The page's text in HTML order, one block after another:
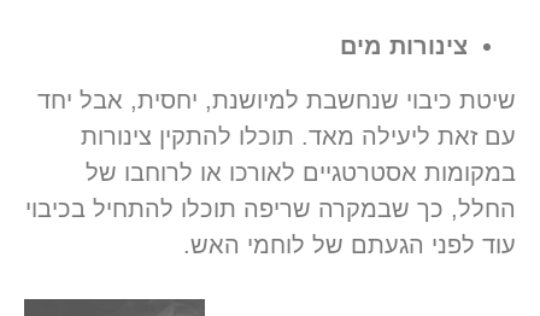
צינורות מים
שיטת כיבוי שנחשבת למיושנת, יחסית, אבל יחד
עם זאת ליעילה מאד. תוכלו להתקין צינורות
במקומות אסטרטגיים לאורכו או לרוחבו של
החלל, כך שבמקרה שריפה תוכלו להתחיל בכיבוי
עוד לפני הגעתם של לוחמי האש.